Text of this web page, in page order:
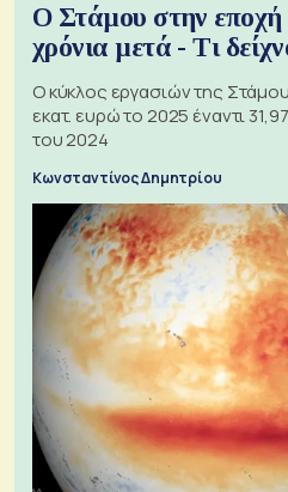
Ο Στάμου στην εποχή
χρόνια μετά - Τι
Ο κύκλος εργασιών της
εκατ. ευρώ το 2025 έναντι
του 2024
Κωνσταντίνος Δημητρίου